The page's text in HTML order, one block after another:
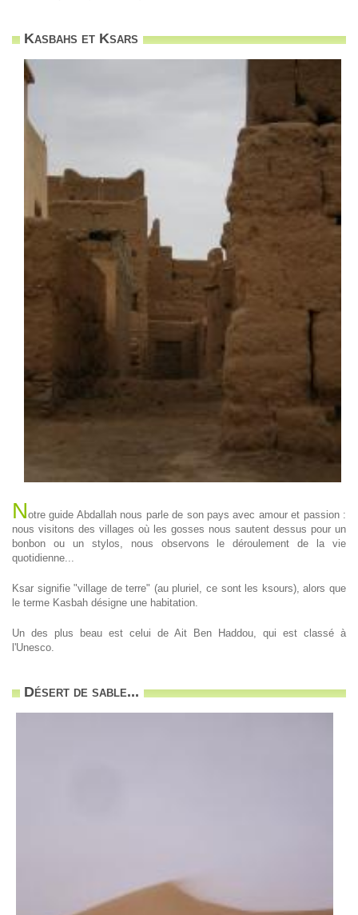
Kasbahs et Ksars
Notre guide Abdallah nous parle de son pays avec amour et passion :
nous visitons des villages où les gosses nous sautent dessus pour un
bonbon ou un stylos, nous observons le déroulement de la vie
quotidienne...
Ksar signifie "village de terre" (au pluriel, ce sont les ksours), alors que
le terme Kasbah désigne une habitation.
Un des plus beau est celui de Ait Ben Haddou, qui est classé à
l'Unesco.
Désert de sable...